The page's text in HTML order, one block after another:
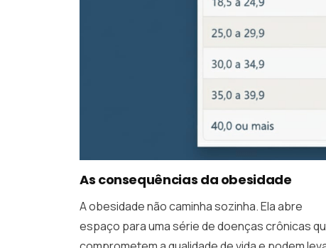
As consequências da obesidade
A obesidade não caminha sozinha. Ela abre
espaço para uma série de doenças crônicas